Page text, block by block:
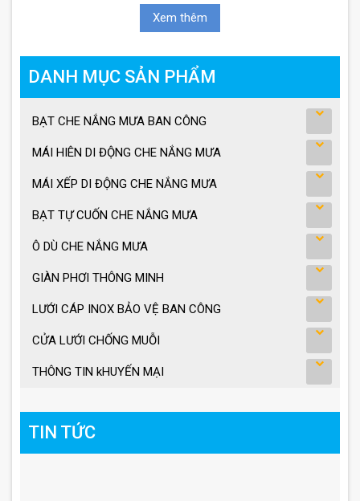
Xem thêm
DANH MỤC SẢN PHẨM
BẠT CHE NẮNG MƯA BAN CÔNG
MÁI HIÊN DI ĐỘNG CHE NẮNG MƯA
MÁI XẾP DI ĐỘNG CHE NẮNG MƯA
BẠT TỰ CUỐN CHE NẮNG MƯA
Ô DÙ CHE NẮNG MƯA
GIÀN PHƠI THÔNG MINH
LƯỚI CÁP INOX BẢO VỆ BAN CÔNG
CỬA LƯỚI CHỐNG MUỖI
THÔNG TIN kHUYẾN MẠI
TIN TỨC